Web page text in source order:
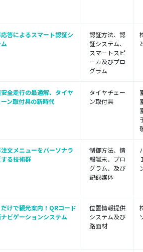
答によるスマート認証シ
認証方法、認
証システム、
スマートスピ
ーカ及びプロ
グラム
全走行の最適解、タイヤ
ン取付具の新時代
タイヤチェー
ン取付具
文メニューをパーソナラ
る技術群
制御方法、情
報端末、プロ
グラム、及び
記録媒体
けで観光案内！QRコード
ビゲーションシステム
位置情報提供
システム及び
路面材